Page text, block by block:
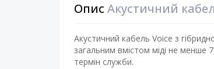
Опис Акустичний
Акустичний кабель Voice з
загальним вмістом міді не менше
термін служби.